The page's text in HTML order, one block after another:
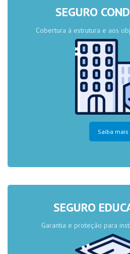
SEGURO
Cobertura à estrutura e aos
Saiba mais
SEGURO
Garantia e proteção para